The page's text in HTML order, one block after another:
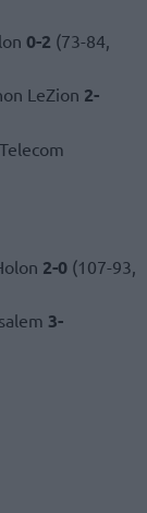
0-2 (73-84,
LeZion 2-
2-0 (107-93,
3-